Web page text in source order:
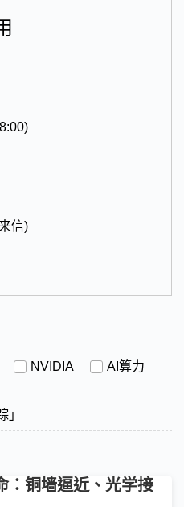
信)
NVIDIA
AI算力
」
：铜墙逼近、光学接